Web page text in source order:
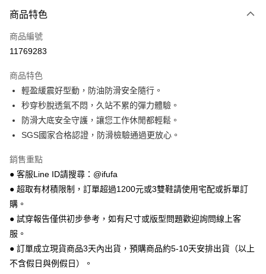
LINE Pay
Apple Pay
悠遊付
Google Pay
全盈+PAY
相關說明
【關於「AFTEE先享後付」】
AFTEE先享後付是「在收到商品之後才付款」的支付方式。 讓您購物簡單
１．簡單：不需註冊會員、不需綁卡、不需儲值。
２．便利：只要手機號碼，簡訊認證，即可結帳。
３．安心：先確認商品／服務後，再付款。
【「AFTEE先享後付」結帳流程】
１．於結帳方式選擇「AFTEE先享後付」後，將跳轉至「AFTEE先享後付」
ATM付款
運送方式
全家 取貨付款
每筆NT$70，滿NT$999(含以上)免運費
付款後 全家取貨
商品特色
商品編號
11769283
商品特色
輕盈緩震好型動，防油防滑安全隨行。
秒穿秒脫透氣不悶，久站不累的彈力體驗。
防滑大底安全守護，讓您工作休閒都輕鬆。
SGS國家合格認證，防滑檢驗通過更放心。
銷售重點
● 客服Line ID請搜尋：@ifufa
● 超取有材積限制，訂單超過1200元或3雙鞋請使用宅配或拆單訂
購。
● 試穿報告僅供初步參考，如有尺寸或版型問題歡迎詢問線上客
服。
● 訂單成立現貨商品3天內出貨，預購商品約5-10天安排出貨（以上
不含假日與例假日）。